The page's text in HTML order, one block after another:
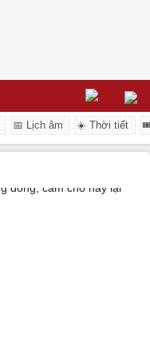
📅 Lịch âm ☀️ Thời tiết